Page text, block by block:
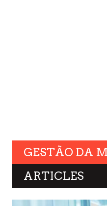
GESTÃO DA
ARTICLES